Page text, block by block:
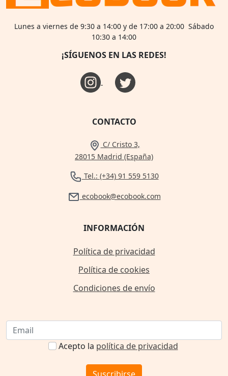
Lunes a viernes de 9:30 a 14:00 y de 17:00 a 20:00 Sábado
10:30 a 14:00
¡SÍGUENOS EN LAS REDES!
CONTACTO
C/ Cristo 3,
28015 Madrid (España)
Tel.: (+34) 91 559 5130
ecobook@ecobook.com
INFORMACIÓN
Política de privacidad
Política de cookies
Condiciones de envío
Acepto la política de privacidad